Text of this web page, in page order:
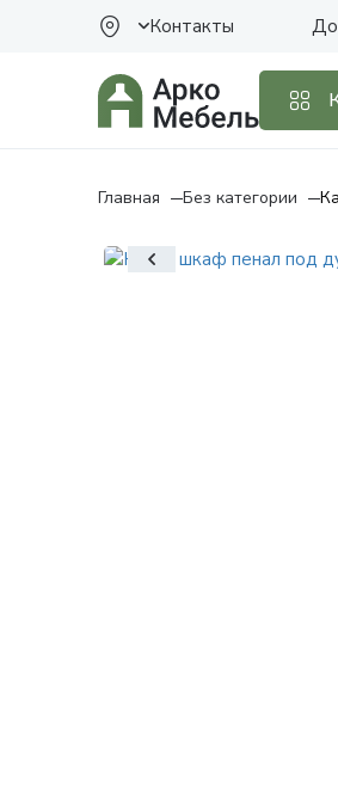
Контакты
Главная Без категории